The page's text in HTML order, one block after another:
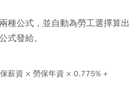
種公式，並自動為勞工選擇算出
式發給。
薪資 × 勞保年資 × 0.775% +